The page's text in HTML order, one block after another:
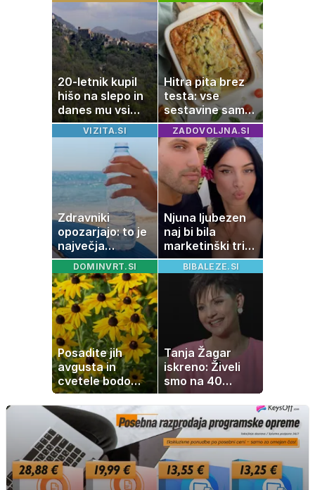
počutimo
drugače?
20-letnik kupil
hišo na slepo in
danes mu vsi
zavidajo
Hitra pita brez
testa: vse
sestavine samo
zmešate in
pečica opravi
ostalo
VIZITA.SI
Zdravniki
opozarjajo: to je
največja
napaka, ki jo
ljudje delajo med
vročino
ZADOVOLJNA.SI
Njuna ljubezen
naj bi bila
marketinški trik,
tako se odzivata
na govorice
DOMINVRT.SI
Posadite jih
avgusta in
cvetele bodo
vse do zime
BIBALEZE.SI
Tanja Žagar
iskreno: Živeli
smo na 40
kvadratih, a
imela sem vse,
kar otrok
potrebuje